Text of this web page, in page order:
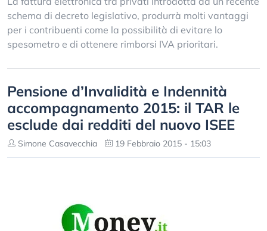
schema di decreto legislativo, produrrà molti vantaggi
per i contribuenti come la possibilità di evitare lo
spesometro e di ottenere rimborsi IVA prioritari.
Pensione d’Invalidità e Indennità
accompagnamento 2015: il TAR le
esclude dai redditi del nuovo ISEE
Simone Casavecchia 19 Febbraio 2015 - 15:03